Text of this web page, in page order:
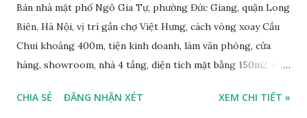
Bán nhà mặt phố Ngô Gia Tự, phường Đức Giang, quận Long
Biên, Hà Nội, vị trí gần chợ Việt Hưng, cách vòng xoay Cầu
Chui khoảng 400m, tiện kinh doanh, làm văn phòng, cửa
hàng, showroom, nhà 4 tầng, diện tích mặt bằng 150m2, mặt
thuận. Liên hệ: 0984999007 - 0915383393. Miễn trung gian
CHIA SẺ ĐĂNG NHẬN XÉT XEM CHI TIẾT »